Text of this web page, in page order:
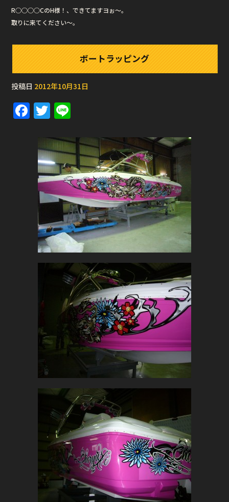
R○○○○CのH様！、できてますヨぉ〜。
取りに来てください〜。
ボートラッピング
投稿日 2012年10月31日
F
c
e
b
o
o
k
T
it
te
r
e